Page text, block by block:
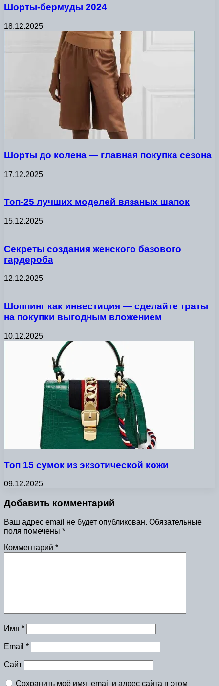
Шорты-бермуды 2024
18.12.2025
Шорты до колена — главная покупка сезона
17.12.2025
Топ-25 лучших моделей вязаных шапок
15.12.2025
Секреты создания женского базового
гардероба
12.12.2025
Шоппинг как инвестиция — сделайте траты
на покупки выгодным вложением
10.12.2025
Топ 15 сумок из экзотической кожи
09.12.2025
Добавить комментарий
Ваш адрес email не будет опубликован. Обязательные
поля помечены *
Комментарий *
Имя *
Email *
Сайт
Сохранить моё имя, email и адрес сайта в этом